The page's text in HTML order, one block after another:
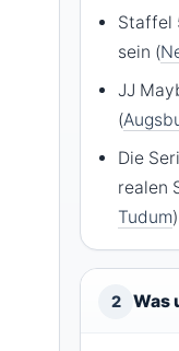
Staffel
sein (
JJ
(
Die
realen
Tudum)
2 Was